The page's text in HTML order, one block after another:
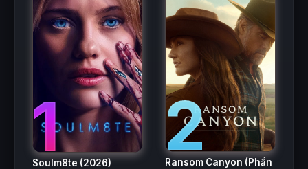
1
Soulm8te (2026) 2
Ransom Canyon (Phần